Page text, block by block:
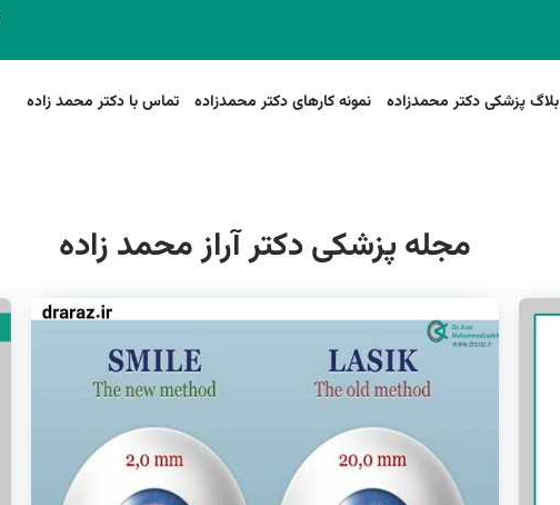
بلاگ پزشکی دکتر محمدزاده نمونه کارهای دکتر محمدزاده تماس با دکتر محمد زاده
مجله پزشکی دکتر آراز محمد زاده